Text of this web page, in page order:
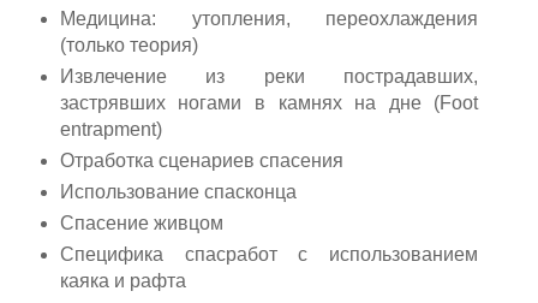
Медицина: утопления, переохлаждения
(только теория)
Извлечение из реки пострадавших,
застрявших ногами в камнях на дне (Foot
entrapment)
Отработка сценариев спасения
Использование спасконца
Спасение живцом
Специфика спасработ с использованием
каяка и рафта